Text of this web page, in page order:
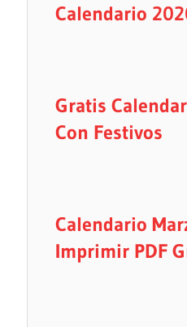
Calendario
Gratis
Con Festivos
Calendario
Imprimir PDF